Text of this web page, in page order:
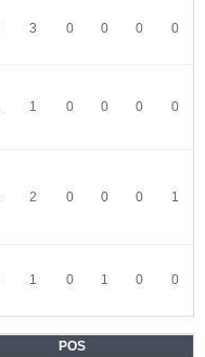
3 0 0 0 0
1 0 0 0 0
2 0 0 0 1
1 0 1 0 0
POS